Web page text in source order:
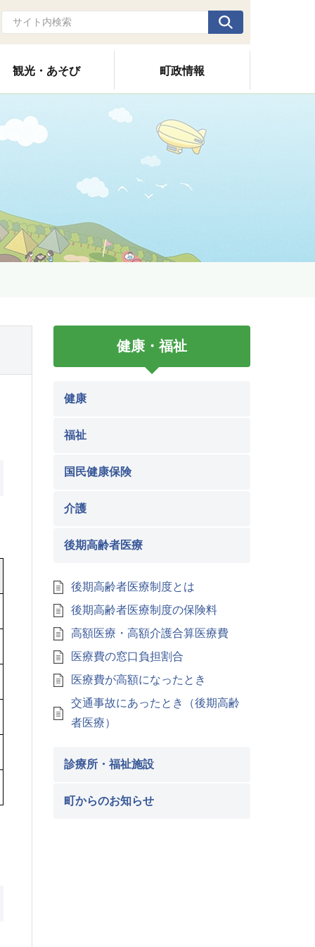
観光・あそび 町政情報
健康・福祉
健康
福祉
国民健康保険
介護
後期高齢者医療
後期高齢者医療制度とは
後期高齢者医療制度の保険料
高額医療・高額介護合算医療費
医療費の窓口負担割合
医療費が高額になったとき
交通事故にあったとき（後期高齢
者医療）
診療所・福祉施設
町からのお知らせ